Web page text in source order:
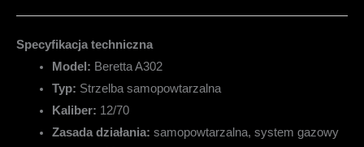
Specyfikacja techniczna
Model: Beretta A302
Typ: Strzelba samopowtarzalna
Kaliber: 12/70
Zasada działania: samopowtarzalna, system gazowy